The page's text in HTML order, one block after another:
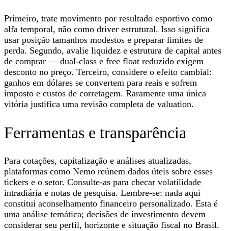
Primeiro, trate movimento por resultado esportivo como
alfa temporal, não como driver estrutural. Isso significa
usar posição tamanhos modestos e preparar limites de
perda. Segundo, avalie liquidez e estrutura de capital antes
de comprar — dual-class e free float reduzido exigem
desconto no preço. Terceiro, considere o efeito cambial:
ganhos em dólares se convertem para reais e sofrem
imposto e custos de corretagem. Raramente uma única
vitória justifica uma revisão completa de valuation.
Ferramentas e transparência
Para cotações, capitalização e análises atualizadas,
plataformas como Nemo reúnem dados úteis sobre esses
tickers e o setor. Consulte-as para checar volatilidade
intradiária e notas de pesquisa. Lembre-se: nada aqui
constitui aconselhamento financeiro personalizado. Esta é
uma análise temática; decisões de investimento devem
considerar seu perfil, horizonte e situação fiscal no Brasil.